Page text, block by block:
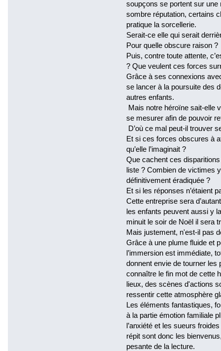
soupçons se portent sur une
sombre réputation, certains
pratique la sorcellerie.
Serait-ce elle qui serait
Pour quelle obscure raison ?
Puis, contre toute attente,
? Que veulent ces forces
Grâce à ses connexions
se lancer à la poursuite des
autres enfants.
Mais notre héroïne sait-elle
se mesurer afin de pouvoir
D’où ce mal peut-il trouver
Et si ces forces obscures à
qu’elle l’imaginait ?
Que cachent ces
liste ? Combien de victimes
définitivement éradiquée ?
Et si les réponses n’étaient
Cette entreprise sera
les enfants peuvent aussi y
minuit le soir de Noël il sera
Mais justement, n'est-il pas
Grâce à une plume fluide et
l’immersion est immédiate,
donnent envie de tourner les
connaître le fin mot de cette
lieux, des scènes d'actions
ressentir cette atmosphère
Les éléments fantastiques,
à la partie émotion familiale
l’anxiété et les sueurs
répit sont donc les
pesante de la lecture.